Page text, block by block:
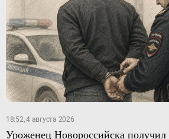
18:52, 4 августа 2026
Уроженец Новороссийска получил